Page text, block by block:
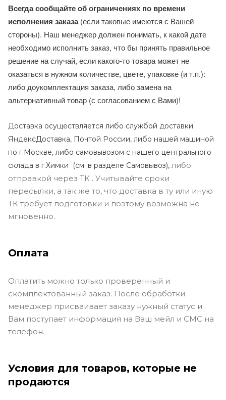
Всегда сообщайте об ограничениях по времени
исполнения заказа(если таковые имеются с Вашей
стороны). Наш менеджер должен понимать, к какой дате
необходимо исполнить заказ, что бы принять правильное
решение на случай, если какого-то товара может не
оказаться в нужном количестве, цвете, упаковке (и т.п.):
либо доукомплектация заказа, либо замена на
альтернативный товар (с согласованием с Вами)!
Доставка осуществляется либо службой доставки
ЯндексДоставка, Почтой России, либо нашей машиной
по г.Москве, либо самовывозом с нашего центрального
склада в г.Химки (см. в разделе Самовывоз), либо
отправкой через ТК . Учитывайте сроки
пересылки, а так же то, что доставка в ту или иную
ТК требует подготовки и поэтому возможна не
мгновенно.
Оплата
Оплатить можно только проверенный и
скомплектованный заказ. После обработки
менеджер присваивает заказу нужный статус и
Вам поступает информация на Ваш мейл и СМС на
телефон.
Условия для товаров, которые не
продаются